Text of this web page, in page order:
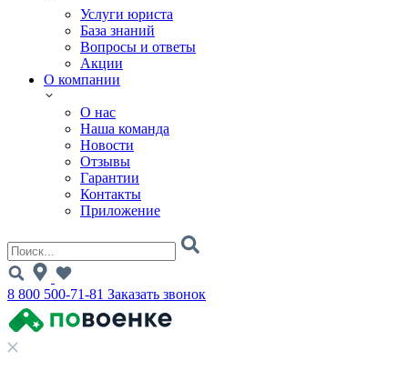
Услуги юриста
База знаний
Вопросы и ответы
Акции
О компании
О нас
Наша команда
Новости
Отзывы
Гарантии
Контакты
Приложение
8 800 500-71-81 Заказать звонок